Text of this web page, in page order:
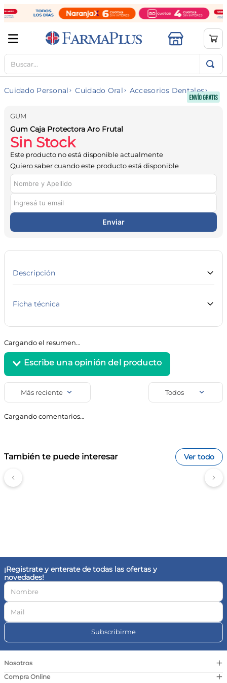
Buscar...
Cuidado Personal Cuidado Oral Accesorios Dentales
GUM
Gum Caja Protectora Aro Frutal
Sin Stock
Este producto no está disponible actualmente
Quiero saber cuando este producto está disponible
Enviar
Descripción
Ficha técnica
SKU
23324
Código de barra
7798142357351
Uso
Accesorios Dentales
Cargando el resumen…
Dirección de email
Escribe un comentario
Enviar Comentario
Más reciente Todos
Cargando comentarios…
También te puede interesar Ver todo
¡Registrate y enterate de todas las ofertas y
novedades!
Subscribirme
Nosotros +
Compra Online +
TÉRMINOS MÁS BUSCADOS
1.
mela b3
2.
cerave limpieza
3.
creatina
4.
loreal
5.
shampoo
6.
proteina
.
ibuprofeno
.
contorno ojos